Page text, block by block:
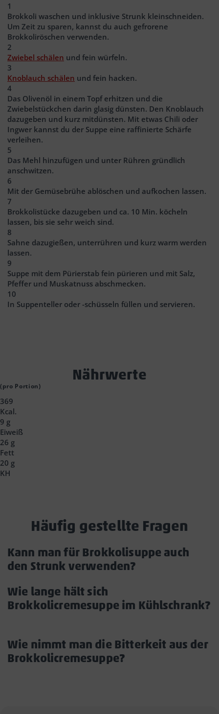
1
Brokkoli waschen und inklusive Strunk kleinschneiden.
Um Zeit zu sparen, kannst du auch gefrorene
Brokkoliröschen verwenden.
2
Zwiebel schälen und fein würfeln.
3
Knoblauch schälen und fein hacken.
4
Das Olivenöl in einem Topf erhitzen und die
Zwiebelstückchen darin glasig dünsten. Den Knoblauch
dazugeben und kurz mitdünsten. Mit etwas Chili oder
Ingwer kannst du der Suppe eine raffinierte Schärfe
verleihen.
5
Das Mehl hinzufügen und unter Rühren gründlich
anschwitzen.
6
Mit der Gemüsebrühe ablöschen und aufkochen lassen.
7
Brokkolistücke dazugeben und ca. 10 Min. köcheln
lassen, bis sie sehr weich sind.
8
Sahne dazugießen, unterrühren und kurz warm werden
lassen.
9
Suppe mit dem Pürierstab fein pürieren und mit Salz,
Pfeffer und Muskatnuss abschmecken.
10
In Suppenteller oder -schüsseln füllen und servieren.
Block
Headline
Nährwerte
(pro Portion)
369
Kcal.
9 g
Eiweiß
26 g
Fett
20 g
KH
Häufig gestellte Fragen
Accordion
Headline
Kann man für Brokkolisuppe auch
den Strunk verwenden?
Wie lange hält sich
Brokkolicremesuppe im Kühlschrank?
öffnen/schließen
Wie nimmt man die Bitterkeit aus der
Brokkolicremesuppe?